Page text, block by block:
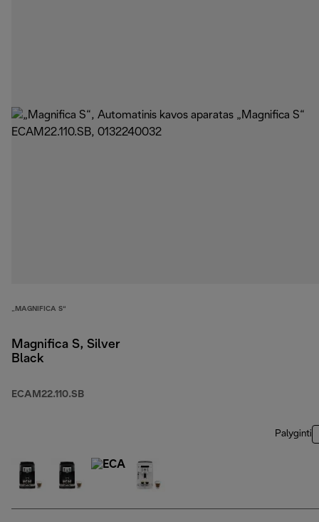
„MAGNIFICA S“
Magnifica S, Silver
Black
ECAM22.110.SB
Palyginti